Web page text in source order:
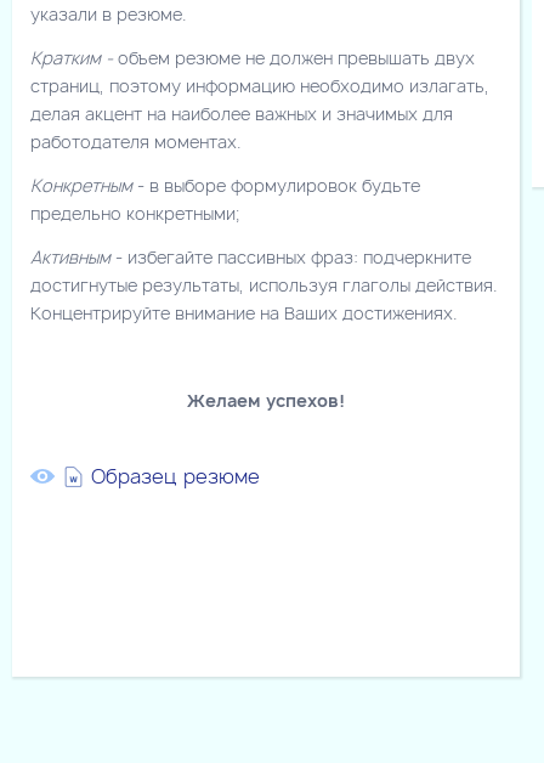
указали в резюме.
Кратким - объем резюме не должен превышать двух
страниц, поэтому информацию необходимо излагать,
делая акцент на наиболее важных и значимых для
работодателя моментах.
Конкретным- в выборе формулировок будьте
предельно конкретными;
Активным - избегайте пассивных фраз: подчеркните
достигнутые результаты, используя глаголы действия.
Концентрируйте внимание на Ваших достижениях.
Желаем успехов!
Образец резюме